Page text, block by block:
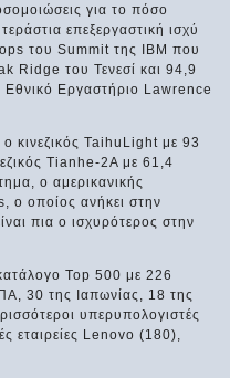
για το πόσο
επεξεργαστική ισχύ
του Summit της ΙΒΜ που
Ridge του Τενεσί και 94,9
Εργαστήριο Lawrence
κινεζικός TaihuLight με 93
Tianhe-2A με 61,4
ο αμερικανικής
ο οποίος ανήκει στην
πια ο ισχυρότερος στην
Top 500 με 226
30 της Ιαπωνίας, 18 της
υπερυπολογιστές
εταιρείες Lenovo (180),